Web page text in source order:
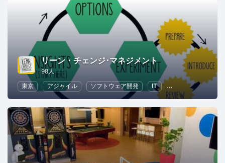
リーン・チェンジ･マネジメント
98人
東京
アジャイル ソフトウェア開発 IT ビジネス戦略